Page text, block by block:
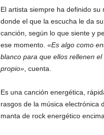
El artista siempre ha definido su
donde el que la escucha le da
canción, según lo que siente y
ese momento. «Es algo como
blanco para que ellos rellenen
propio», cuenta.
Es una canción energética,
rasgos de la música electrónica
manta de rock energético encima.